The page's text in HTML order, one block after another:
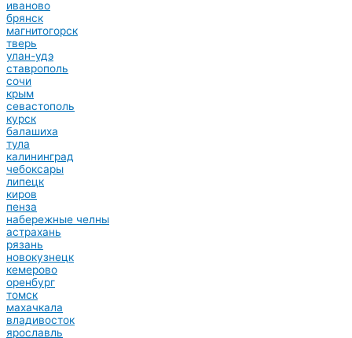
иваново
брянск
магнитогорск
тверь
улан-удэ
ставрополь
сочи
крым
севастополь
курск
балашиха
тула
калининград
чебоксары
липецк
киров
пенза
набережные челны
астрахань
рязань
новокузнецк
кемерово
оренбург
томск
махачкала
владивосток
ярославль